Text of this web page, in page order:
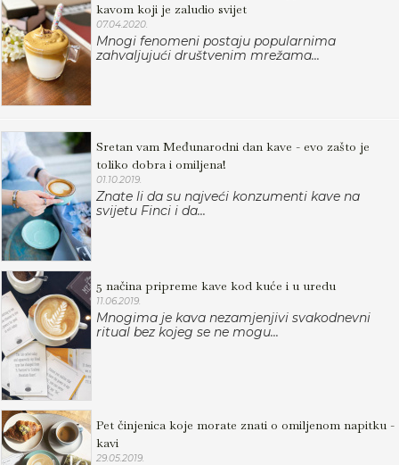
kavom koji je zaludio svijet
07.04.2020.
Mnogi fenomeni postaju popularnima
zahvaljujući društvenim mrežama...
Sretan vam Međunarodni dan kave - evo zašto je
toliko dobra i omiljena!
01.10.2019.
Znate li da su najveći konzumenti kave na
svijetu Finci i da...
5 načina pripreme kave kod kuće i u uredu
11.06.2019.
Mnogima je kava nezamjenjivi svakodnevni
ritual bez kojeg se ne mogu...
Pet činjenica koje morate znati o omiljenom napitku -
kavi
29.05.2019.